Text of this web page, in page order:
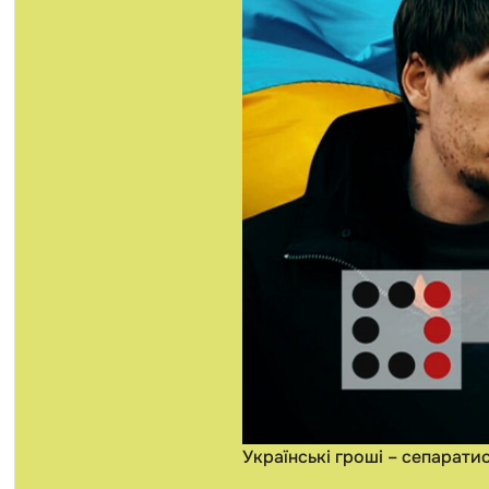
Українські гроші –